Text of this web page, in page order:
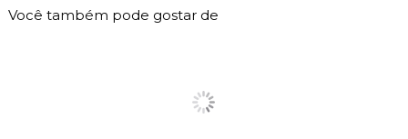
Você também pode gostar de